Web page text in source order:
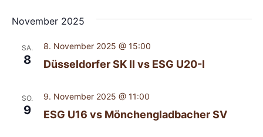
November 2025
SA.
8 Düsseldorfer SK II vs ESG U20-I
8. November 2025 @ 15:00
SO.
9 ESG U16 vs Mönchengladbacher SV
9. November 2025 @ 11:00